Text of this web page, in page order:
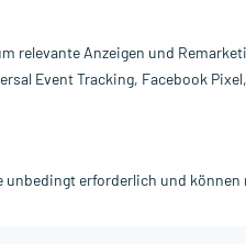
Hersteller:
relevante Anzeigen und
Event Tracking, Facebook
unbedingt erforderlich und